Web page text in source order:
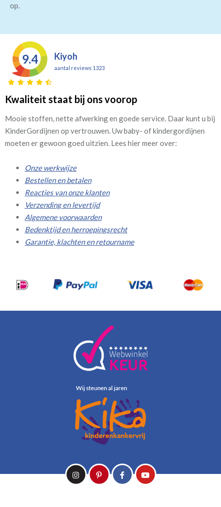
op.
9.4 Kiyoh
aantal reviews 1323
Kwaliteit staat bij ons voorop
Mooie stoffen, nette afwerking en goede service. Daar kunt u bij
KinderGordijnen op vertrouwen. Uw baby- of kindergordijnen
moeten er gewoon goed uitzien. Lees hier meer over:
Onze werkwijze
Bestellen en betalen
Reacties van onze klanten
Verzending en levertijd
Algemene voorwaarden
Bedenktijd en herroepingsrecht
Garantie, klachten en retourname